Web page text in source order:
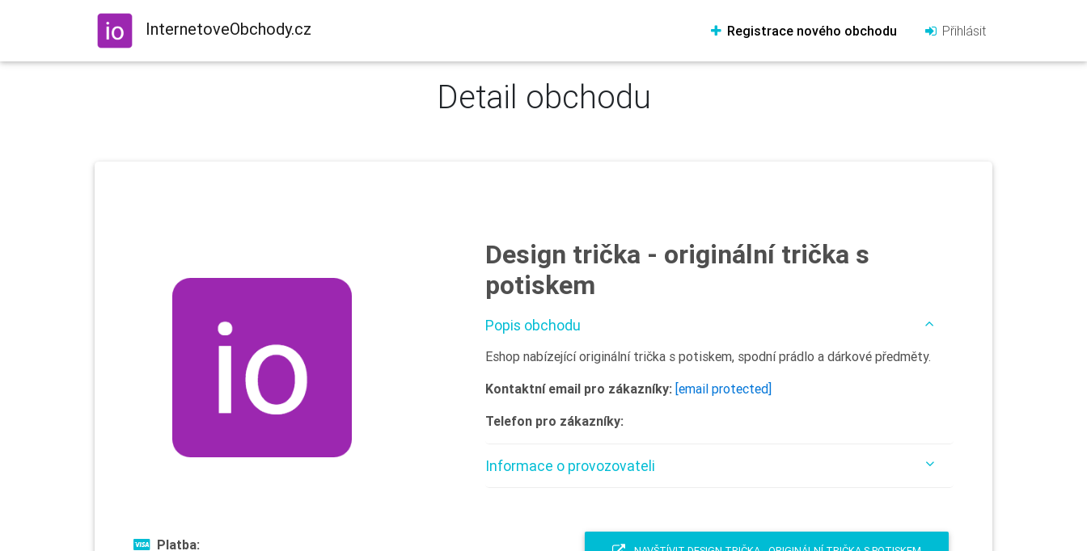
InternetoveObchody.cz Registrace nového obchodu Přihlásit
Detail obchodu
Platba:
Design trička - originální trička s
potiskem
Popis obchodu
Eshop nabízející originální trička s potiskem, spodní prádlo a dárkové předměty.
Kontaktní email pro zákazníky: [email protected]
Telefon pro zákazníky:
Informace o provozovateli